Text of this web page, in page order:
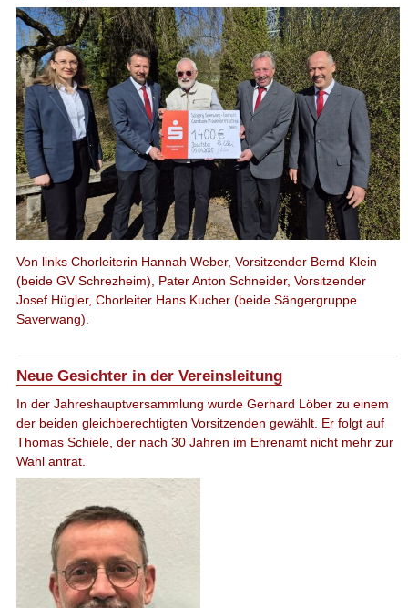
Von links Chorleiterin Hannah Weber, Vorsitzender Bernd Klein
(beide GV Schrezheim), Pater Anton Schneider, Vorsitzender
Josef Hügler, Chorleiter Hans Kucher (beide Sängergruppe
Saverwang).
Neue Gesichter in der Vereinsleitung
In der Jahreshauptversammlung wurde Gerhard Löber zu einem
der beiden gleichberechtigten Vorsitzenden gewählt. Er folgt auf
Thomas Schiele, der nach 30 Jahren im Ehrenamt nicht mehr zur
Wahl antrat.